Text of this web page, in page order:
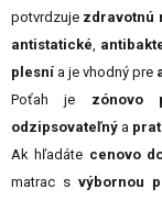
potvrdzuje zdravotnú
antistatické,
plesní a je vhodný pre
Poťah je zónovo
odzipsovateľný a
Ak hľadáte cenovo
matrac s výbornou